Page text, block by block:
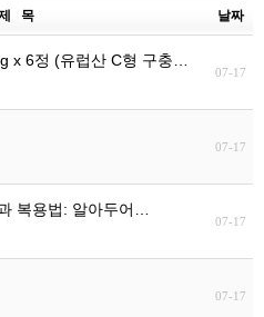
목 날짜
x 6정 (유럽산 C형 구충…
07-17
07-17
복용법: 알아두어…
07-17
07-17